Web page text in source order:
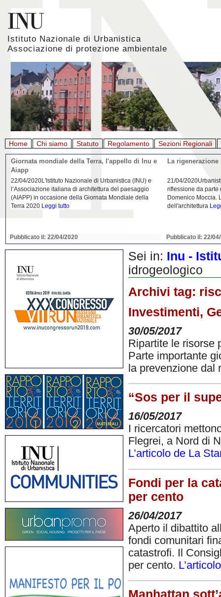
Istituto Nazionale di Urbanistica
Associazione di protezione ambientale
Home Chi siamo Statuto Regolamento Sezioni Regionali
Giornata mondiale della Terra, l'appello di Inu e
Aiapp
22/04/2020L'Istituto Nazionale di Urbanistica (INU) e
l’Associazione italiana di architettura del paesaggio
(AIAPP) in occasione della Giornata Mondiale della
Terra 2020 Leggi tutto
Pubblicato il: 22/04/2020
La
21/04/
riflessione da parte
Domenico Moccia.
dell'architettura
Pubblicato il: 22/
Sei in: Inu -
idrogeologico
Archivi tag:
Investimenti,
30/05/2017
Ripartite le risorse
Parte importante
la prevenzione dal
“Sos per il
16/05/2017
I ricercatori
Flegrei, a Nord di
L’articolo de La
Fondi per la
per cento
26/04/2017
Aperto il dibattito
fondi comunitari
catastrofi. Il
per cento.
Manhattan